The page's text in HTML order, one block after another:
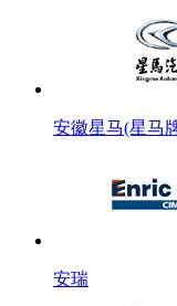
安徽星马(星马
安瑞